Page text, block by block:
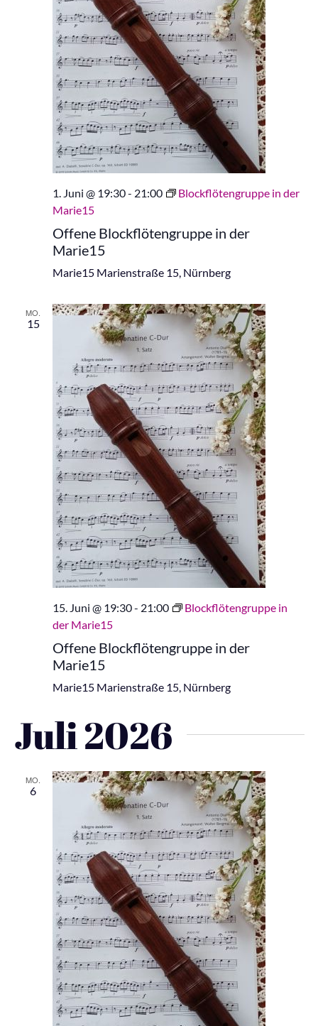
1. Juni @ 19:30- 21:00
Blockflötengruppe in der
Marie15
Offene Blockflötengruppe in der
Marie15
Marie15 Marienstraße 15, Nürnberg
MO.
15
15. Juni @ 19:30- 21:00
Blockflötengruppe in
der Marie15
Offene Blockflötengruppe in der
Marie15
Marie15 Marienstraße 15, Nürnberg
Juli 2026
MO.
6